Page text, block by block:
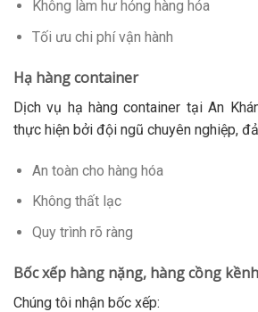
Không làm hư hỏng hàng hóa
Tối ưu chi phí vận hành
Hạ hàng container
Dịch vụ hạ hàng container tại An
thực hiện bởi đội ngũ chuyên nghiệp,
An toàn cho hàng hóa
Không thất lạc
Quy trình rõ ràng
Bốc xếp hàng nặng, hàng cồng kềnh
Chúng tôi nhận bốc xếp: